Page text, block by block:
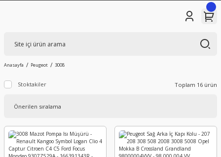
Anasayfa Peugeot 3008
Stoktakiler Toplam 16 ürün